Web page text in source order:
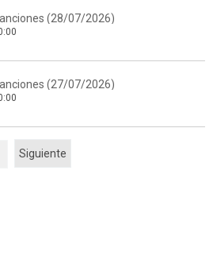
(28/07/2026)
(27/07/2026)
Siguiente